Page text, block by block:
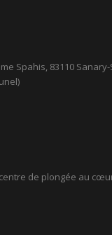
Spahis, 83110
de plongée au